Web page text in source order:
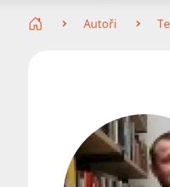
Autoři